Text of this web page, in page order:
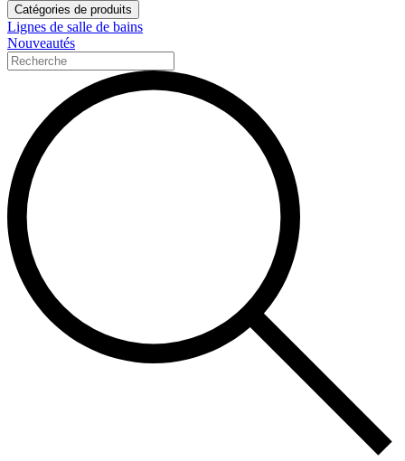
Catégories de produits
Lignes de salle de bains
Nouveautés